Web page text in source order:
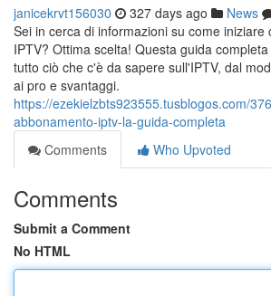
janicekrvt156030 327 days ago News
Sei in cerca di informazioni su come iniziare
IPTV? Ottima scelta! Questa guida
tutto ciò che c'è da sapere sull'IPTV, dal
ai pro e svantaggi.
https://ezekielzbts923555.tusblogos.com/
abbonamento-iptv-la-guida-completa
Comments
Who Upvoted
Comments
Submit a Comment
No HTML